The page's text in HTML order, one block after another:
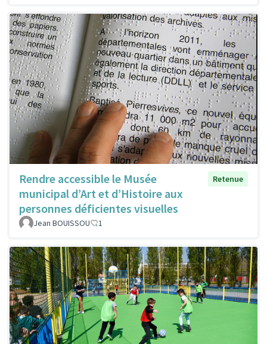
Rendre accessible le Musée
municipal d’Art et d’Histoire aux
personnes déficientes visuelles
Retenue
Jean BOUISSOU 1